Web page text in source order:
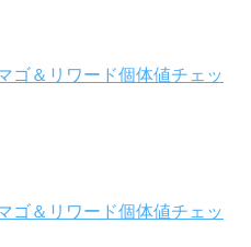
ゴ＆リワード個体値チェッ
ゴ＆リワード個体値チェッ